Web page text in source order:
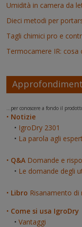
Umidità in camera da
Dieci metodi per
Tagli chimici pro e
Termocamere IR: cosa
...per conoscere a fondo il
• Notizie
• IgroDry 2301
• La parola agli
• Q&A Domande e
• Le domande degli
• Libro Risanamento
• Come si usa IgroDry
•Vantaggi